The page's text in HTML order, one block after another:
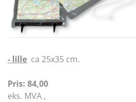
- lille ca 25x35 cm.
Pris: 84,00
eks. MVA ,